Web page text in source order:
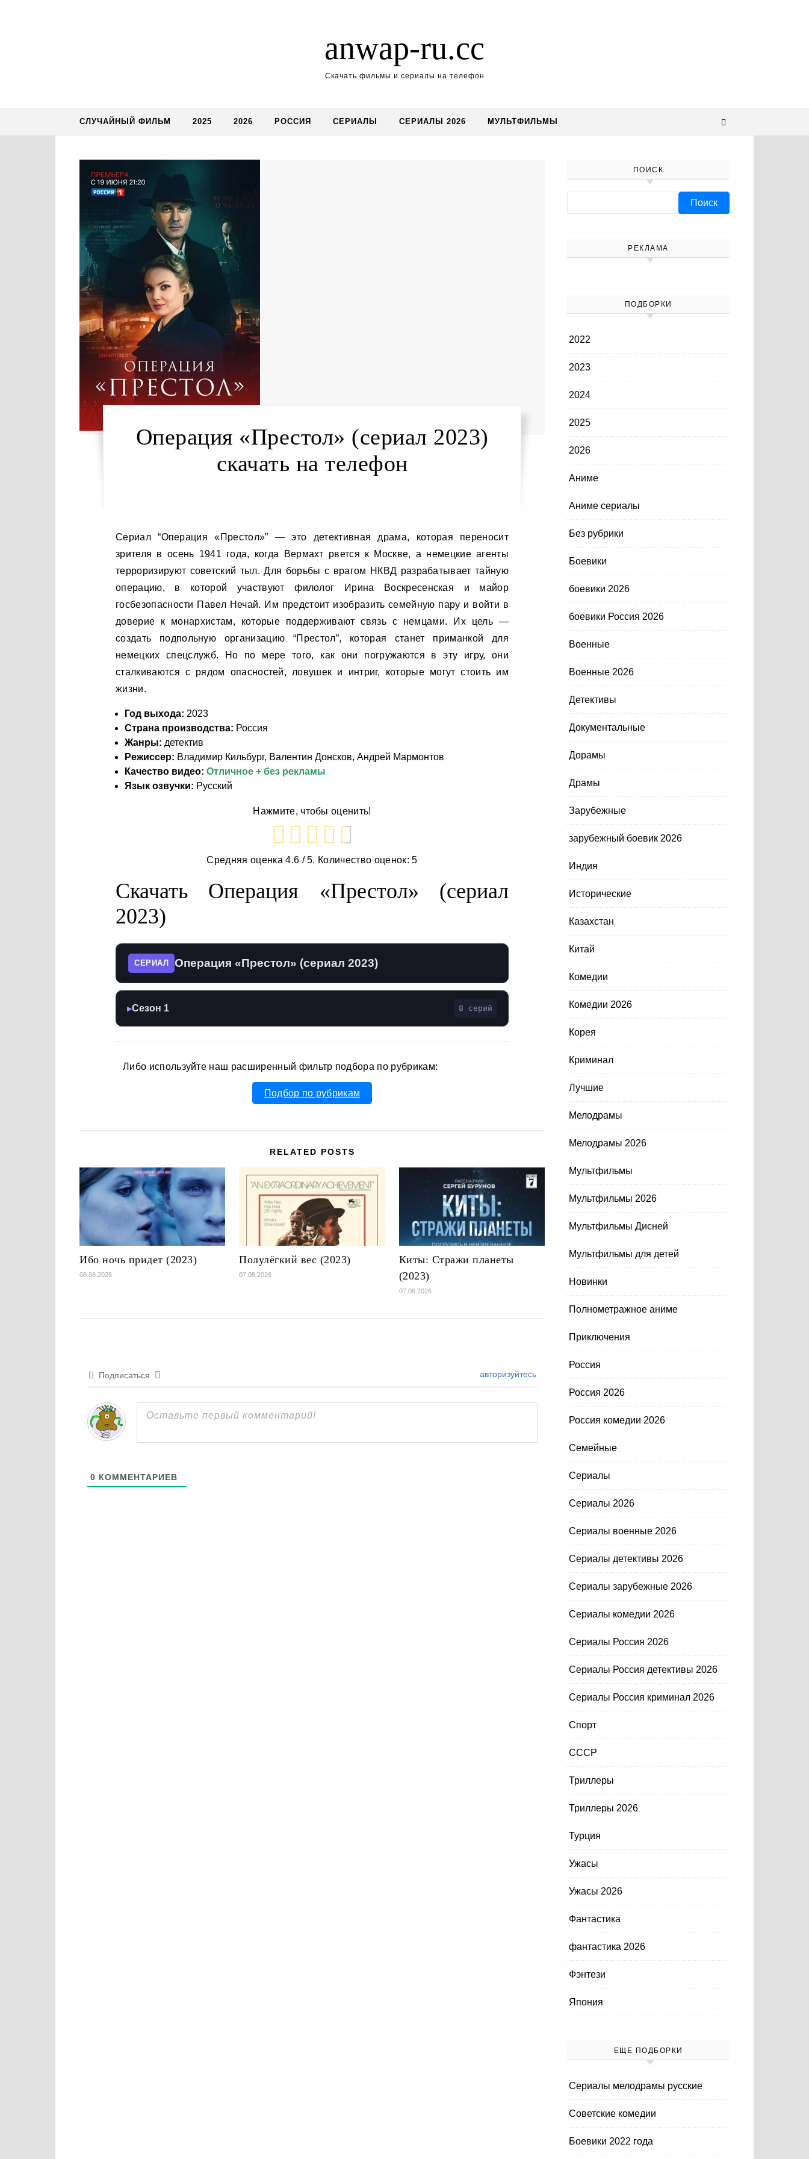
anwap-ru.cc
Скачать фильмы и сериалы на телефон
СЛУЧАЙНЫЙ ФИЛЬМ 2025 2026 РОССИЯ СЕРИАЛЫ СЕРИАЛЫ 2026 МУЛЬТФИЛЬМЫ
Операция «Престол» (сериал 2023)
скачать на телефон
Сериал “Операция «Престол»” — это детективная драма, которая переносит
зрителя в осень 1941 года, когда Вермахт рвется к Москве, а немецкие агенты
терроризируют советский тыл. Для борьбы с врагом НКВД разрабатывает тайную
операцию, в которой участвуют филолог Ирина Воскресенская и майор
госбезопасности Павел Нечай. Им предстоит изобразить семейную пару и войти в
доверие к монархистам, которые поддерживают связь с немцами. Их цель —
создать подпольную организацию “Престол”, которая станет приманкой для
немецких спецслужб. Но по мере того, как они погружаются в эту игру, они
сталкиваются с рядом опасностей, ловушек и интриг, которые могут стоить им
жизни.
Год выхода: 2023
Страна производства: Россия
Жанры: детектив
Режиссер: Владимир Кильбург, Валентин Донсков, Андрей Мармонтов
Качество видео: Отличное + без рекламы
Язык озвучки: Русский
Нажмите, чтобы оценить!
Средняя оценка4.6 / 5. Количество оценок:5
Скачать Операция «Престол» (сериал
2023)
СЕРИАЛ Операция «Престол» (сериал 2023)
▶Сезон 1 8 серий
Либо используйте наш расширенный фильтр подбора по рубрикам:
Подбор по рубрикам
RELATED POSTS
Ибо ночь придет (2023)
08.08.2026
Полулёгкий вес (2023)
07.08.2026
Киты: Стражи планеты
(2023)
07.08.2026
Подписаться авторизуйтесь
0 КОММЕНТАРИЕВ
ПОИСК
РЕКЛАМА
ПОДБОРКИ
2022
2023
2024
2025
2026
Аниме
Аниме сериалы
Без рубрики
Боевики
боевики 2026
боевики Россия 2026
Военные
Военные 2026
Детективы
Документальные
Дорамы
Драмы
Зарубежные
зарубежный боевик 2026
Индия
Исторические
Казахстан
Китай
Комедии
Комедии 2026
Корея
Криминал
Лучшие
Мелодрамы
Мелодрамы 2026
Мультфильмы
Мультфильмы 2026
Мультфильмы Дисней
Мультфильмы для детей
Новинки
Полнометражное аниме
Приключения
Россия
Россия 2026
Россия комедии 2026
Семейные
Сериалы
Сериалы 2026
Сериалы военные 2026
Сериалы детективы 2026
Сериалы зарубежные 2026
Сериалы комедии 2026
Сериалы Россия 2026
Сериалы Россия детективы 2026
Сериалы Россия криминал 2026
Спорт
СССР
Триллеры
Триллеры 2026
Турция
Ужасы
Ужасы 2026
Фантастика
фантастика 2026
Фэнтези
Япония
ЕЩЕ ПОДБОРКИ
Cериалы мелодрамы русские
Cоветские комедии
Боевики 2022 года